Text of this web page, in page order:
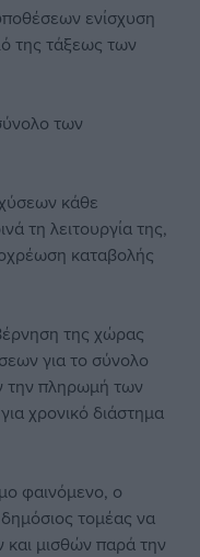
ενίσχυση
της τάξεως των
των
κάθε
τη λειτουργία της,
καταβολής
της χώρας
για το σύνολο
την πληρωμή των
χρονικό διάστημα
φαινόμενο, ο
τομέας να
μισθών παρά την